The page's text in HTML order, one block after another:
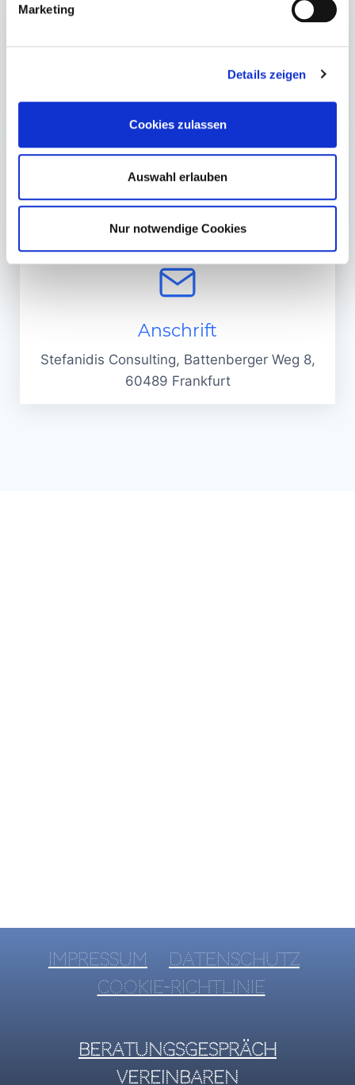
Marketing
Details zeigen
Cookies zulassen
Auswahl erlauben
Nur notwendige Cookies
email
info@stefanidis-consulting.de
Anschrift
Stefanidis Consulting, Battenberger Weg 8,
60489 Frankfurt
Impressum
Datenschutz
Cookie-Richtlinie
Beratungsgespräch
vereinbaren